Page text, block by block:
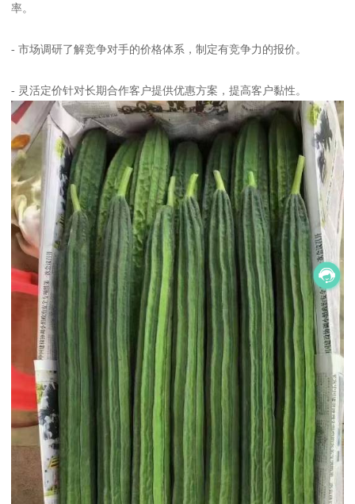
率。
- 市场调研了解竞争对手的价格体系，制定有竞争力的报价。
- 灵活定价针对长期合作客户提供优惠方案，提高客户黏性。